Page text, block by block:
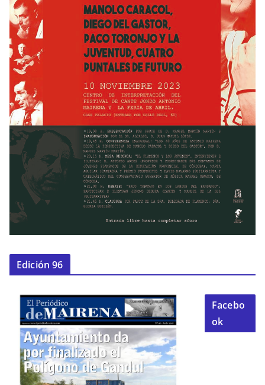
Edición 96
Facebo
ok